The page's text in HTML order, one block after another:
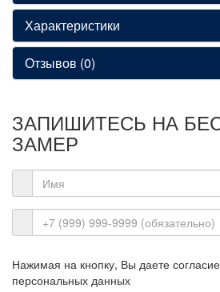
Характеристики
Отзывов (0)
ЗАПИШИТЕСЬ НА
ЗАМЕР
Нажимая на кнопку, Вы даете
персональных данных